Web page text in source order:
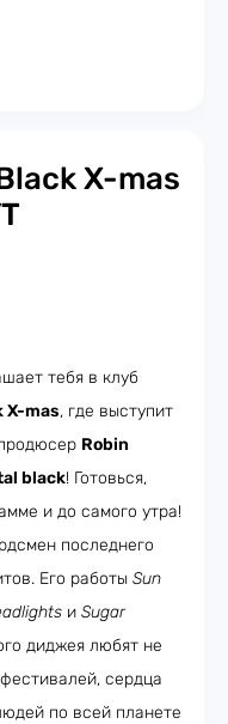
X-mas
тебя в клуб
X-mas, где выступит
Robin
black! Готовься,
и до самого утра!
последнего
Его работы Sun
и Sugar
диджея любят не
сердца
по всей планете